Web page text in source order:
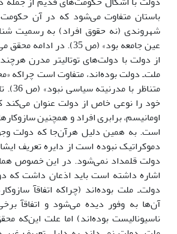
باستان متفاوت مى‌شود که در آن
شهروندى (نه حقوق افراد) به رسمیت
عین جامعه بود» (ص 35). در
از دولت با دولت‌هاى توتالیتر مدرن
ملت‌ـ دولت بوده‌اند، متفاوت است چراکه
متناظر
خود را نوعى خاص از دولت عنوان مى‌کند
اومانیسم، برابرى افراد و همچنین
است. به همین دلیل هرآن‌جا که دولت
دموکراتیک نبوده است از دایره تعریف
دولت قلمداد نمى‌شود. در این خصوص
اشاره داشته است باید اذعان داشت که
دولت‌ـ ملت بوده‌اند (چراکه اتفاقآ
آن‌ها به وفور دیده مى‌شود و اتفاقآ
ناسیونالیست بوده‌اند) اما علت این‌که